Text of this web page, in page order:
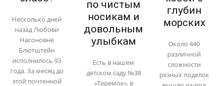
Несколько дней
назад Любови
Насоновне
Блютштейн
исполнилось 93
года. За месяц до
этой почтенной
по чистым
носикам и
довольным
улыбкам
Есть в нашем
детском саду №38
«Теремок», в
глубин
морских
Около 440
различной
сложности
резных поделок